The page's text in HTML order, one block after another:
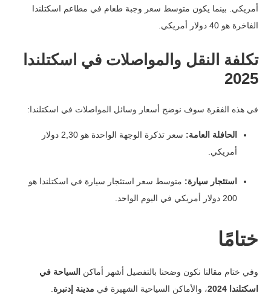
أمريكي. بينما يكون متوسط سعر وجبة طعام في مطاعم اسكتلندا
الفاخرة هو 40 دولار أمريكي.
تكلفة النقل والمواصلات في اسكتلندا
2025
في هذه الفقرة سوف نوضح أسعار وسائل المواصلات في اسكتلندا:
الحافلة العامة:
سعر تذكرة الوجهة الواحدة هو 2,30 دولار
أمريكي.
استئجار سيارة: متوسط سعر استئجار سيارة في اسكتلندا هو
200 دولار أمريكي في اليوم الواحد.
ختامًا
وفي ختام مقالنا نكون وضحنا بالتفصيل أشهر أماكن السياحة في
اسكتلندا 2024
، والأماكن السياحية الشهيرة في مدينة إدنبرة